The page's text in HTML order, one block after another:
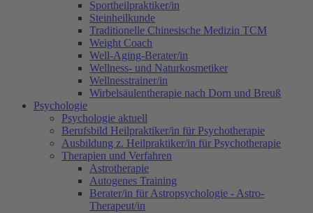
Sportheilpraktiker/in
Steinheilkunde
Traditionelle Chinesische Medizin TCM
Weight Coach
Well-Aging-Berater/in
Wellness- und Naturkosmetiker
Wellnesstrainer/in
Wirbelsäulentherapie nach Dorn und Breuß
Psychologie
Psychologie aktuell
Berufsbild Heilpraktiker/in für Psychotherapie
Ausbildung z. Heilpraktiker/in für Psychotherapie
Therapien und Verfahren
Astrotherapie
Autogenes Training
Berater/in für Astropsychologie - Astro-
Therapeut/in